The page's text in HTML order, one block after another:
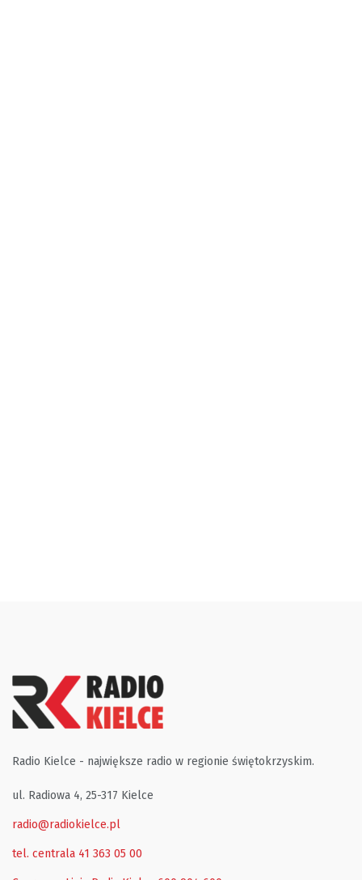
Radio Kielce - największe radio w regionie świętokrzyskim.
ul. Radiowa 4, 25-317 Kielce
radio@radiokielce.pl
tel. centrala 41 363 05 00